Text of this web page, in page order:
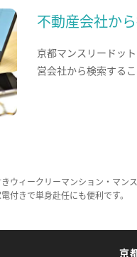
不動産会社か
京都マンスリードッ
営会社から検索するこ
ウィークリーマンション・マン
付きで単身赴任にも便利です。
京